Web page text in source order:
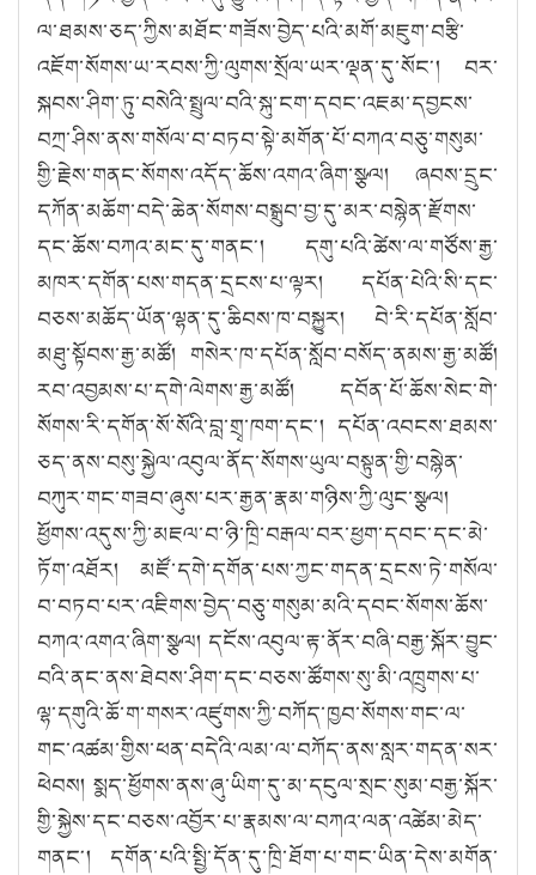
ལ་ཐམས་ཅད་ཀྱིས་མཐོང་གཟོས་བྱེད་པའི་མགོ་མཇུག་བརྩི་
འཇོག་སོགས་ཡ་རབས་ཀྱི་ལུགས་སྲོལ་ཡར་ལྡན་དུ་སོང༌། བར་
སྐབས་ཤིག་ཏུ་བསེའི་སྤྲུལ་བའི་སྐུ་ངག་དབང་འཇམ་དབྱངས་
བཀྲ་ཤིས་ནས་གསོལ་བ་བཏབ་སྟེ་མགོན་པོ་བཀའ་བཅུ་གསུམ་
གྱི་རྗེས་གནང་སོགས་འདོད་ཆོས་འགའ་ཞིག་སྩལ། ཞབས་དྲུང་
དཀོན་མཆོག་བདེ་ཆེན་སོགས་བསྒྲུབ་བྱ་དུ་མར་བསྙེན་རྫོགས་
དང་ཆོས་བཀའ་མང་དུ་གནང༌། དགུ་པའི་ཚེས་ལ་གཙོས་རྒྱ་
མཁར་དགོན་པས་གདན་དྲངས་པ་ལྟར། དཔོན་པེའི་སི་དང་
བཅས་མཆོད་ཡོན་ལྷན་དུ་ཆིབས་ཁ་བསྐྱུར། བེ་རི་དཔོན་སློབ་
མཐུ་སྟོབས་རྒྱ་མཚོ། གསེར་ཁ་དཔོན་སློབ་བསོད་ནམས་རྒྱ་མཚོ།
རབ་འབྱམས་པ་དགེ་ལེགས་རྒྱ་མཚོ། དབོན་པོ་ཆོས་སེང་གེ་
སོགས་རི་དགོན་སོ་སོའི་བླ་གྲྭ་ཁག་དང༌། དཔོན་འབངས་ཐམས་
ཅད་ནས་བསུ་སྐྱེལ་འབུལ་ནོད་སོགས་ཡུལ་བསྟུན་གྱི་བསྙེན་
བཀུར་གང་གཟབ་ཞུས་པར་རྒྱན་རྣམ་གཉིས་ཀྱི་ལུང་སྩལ།
ཕྱོགས་འདུས་ཀྱི་མཇལ་བ་ཉི་ཁྲི་བརྒལ་བར་ཕྱག་དབང་དང་མེ་
ཏོག་འཐོར། མཛོ་དགེ་དགོན་པས་ཀྱང་གདན་དྲངས་ཏེ་གསོལ་
བ་བཏབ་པར་འཇིགས་བྱེད་བཅུ་གསུམ་མའི་དབང་སོགས་ཆོས་
བཀའ་འགའ་ཞིག་སྩལ། དངོས་འབུལ་རྟ་ནོར་བཞི་བརྒྱ་སྐོར་བྱུང་
བའི་ནང་ནས་ཐེབས་ཤིག་དང་བཅས་ཚོགས་སུ་མི་འཁྲུགས་པ་
ལྷ་དགུའི་ཆོ་ག་གསར་འཛུགས་ཀྱི་བཀོད་ཁྱབ་སོགས་གང་ལ་
གང་འཚམ་གྱིས་ཕན་བདེའི་ལམ་ལ་བཀོད་ནས་སླར་གདན་སར་
ཕེབས། སྨད་ཕྱོགས་ནས་ཞུ་ཡིག་དུ་མ་དངུལ་སྲང་སུམ་བརྒྱ་སྐོར་
གྱི་སྐྱེས་དང་བཅས་འབྱོར་པ་རྣམས་ལ་བཀའ་ལན་འཚེམ་མེད་
གནང༌། དགོན་པའི་སྤྱི་དོན་དུ་ཁྲི་ཐོག་པ་གང་ཡིན་དེས་མགོན་